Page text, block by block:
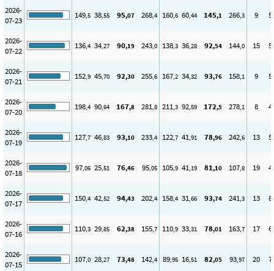
2026-
07-23
149,5 38,55 95,07 268,4 160,6 60,44 145,1 266,3 9 5
2026-
07-22
136,4 34,27 90,19 243,0 138,3 36,28 92,54 144,0 15 5
2026-
07-21
152,9 45,70 92,30 255,6 167,2 34,32 93,76 158,1 9 5
2026-
07-20
198,4 90,64 167,8 281,8 211,3 92,59 172,5 278,1 8 4
2026-
07-19
127,7 46,83 93,10 233,4 122,7 41,91 78,96 242,6 13 5
2026-
07-18
97,06 25,51 76,46 95,05 105,9 41,19 81,10 107,8 19 4
2026-
07-17
150,4 42,52 94,43 202,4 158,4 31,66 93,74 241,3 13 8
2026-
07-16
110,3 29,85 62,38 155,7 110,9 33,31 78,01 163,7 17 6
2026-
07-15
107,0 28,27 73,48 142,4 89,95 16,51 82,05 93,97 20 7